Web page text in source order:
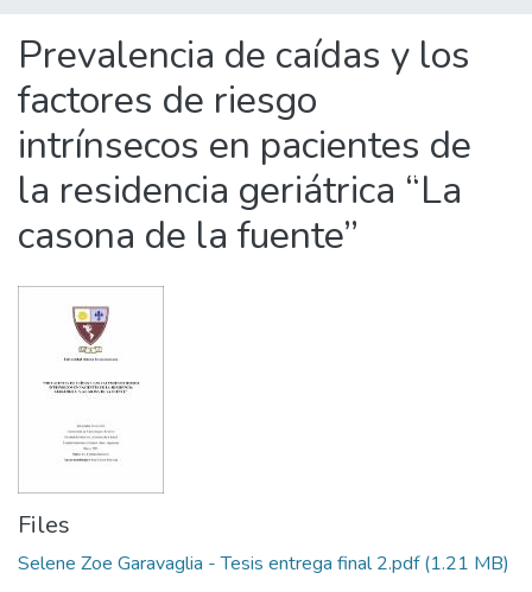
Prevalencia de caídas y los
factores de riesgo
intrínsecos en pacientes de
la residencia geriátrica “La
casona de la fuente”
Files
Selene Zoe Garavaglia - Tesis entrega final 2.pdf (1.21 MB)